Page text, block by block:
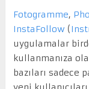
Fotogramme,
InstaFollow (
uygulamalar
kullanmanıza
bazıları sadece